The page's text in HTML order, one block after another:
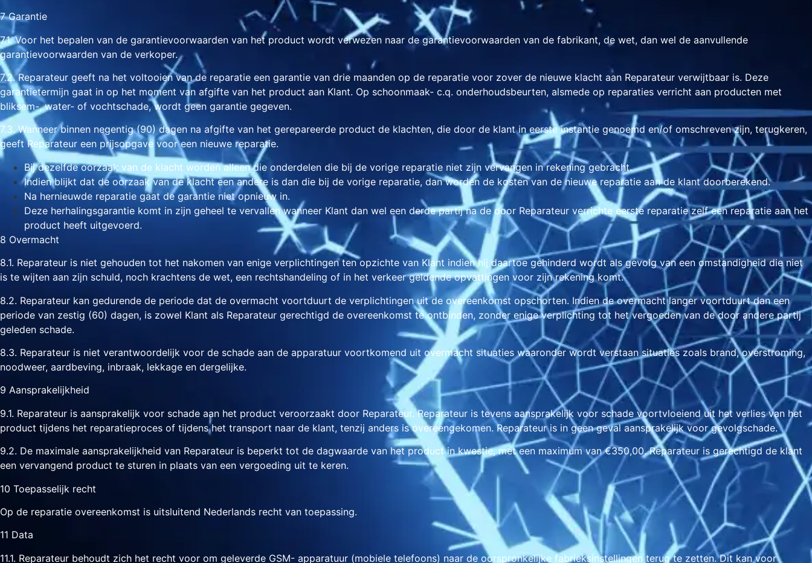
7 Garantie
7.1. Voor het bepalen van de garantievoorwaarden van het product wordt verwezen naar de garantievoorwaarden van de fabrikant, de wet, dan wel de aanvullende
garantievoorwaarden van de verkoper.
7.2. Reparateur geeft na het voltooien van de reparatie een garantie van drie maanden op de reparatie voor zover de nieuwe klacht aan Reparateur verwijtbaar is. Deze
garantietermijn gaat in op het moment van afgifte van het product aan Klant. Op schoonmaak- c.q. onderhoudsbeurten, alsmede op reparaties verricht aan producten met
bliksem-, water- of vochtschade, wordt geen garantie gegeven.
7.3. Wanneer binnen negentig (90) dagen na afgifte van het gerepareerde product de klachten, die door de klant in eerste instantie genoemd en/of omschreven zijn, terugkeren,
geeft Reparateur een prijsopgave voor een nieuwe reparatie.
Bij dezelfde oorzaak van de klacht worden alleen die onderdelen die bij de vorige reparatie niet zijn vervangen in rekening gebracht.
Indien blijkt dat de oorzaak van de klacht een andere is dan die bij de vorige reparatie, dan worden de kosten van de nieuwe reparatie aan de klant doorberekend.
Na hernieuwde reparatie gaat de garantie niet opnieuw in.
Deze herhalingsgarantie komt in zijn geheel te vervallen wanneer Klant dan wel een derde partij na de door Reparateur verrichte eerste reparatie zelf een reparatie aan het
product heeft uitgevoerd.
8 Overmacht
8.1. Reparateur is niet gehouden tot het nakomen van enige verplichtingen ten opzichte van Klant indien hij daartoe gehinderd wordt als gevolg van een omstandigheid die niet
is te wijten aan zijn schuld, noch krachtens de wet, een rechtshandeling of in het verkeer geldende opvattingen voor zijn rekening komt.
8.2. Reparateur kan gedurende de periode dat de overmacht voortduurt de verplichtingen uit de overeenkomst opschorten. Indien de overmacht langer voortduurt dan een
periode van zestig (60) dagen, is zowel Klant als Reparateur gerechtigd de overeenkomst te ontbinden, zonder enige verplichting tot het vergoeden van de door andere partij
geleden schade.
8.3. Reparateur is niet verantwoordelijk voor de schade aan de apparatuur voortkomend uit overmacht situaties waaronder wordt verstaan situaties zoals brand, overstroming,
noodweer, aardbeving, inbraak, lekkage en dergelijke.
9 Aansprakelijkheid
9.1. Reparateur is aansprakelijk voor schade aan het product veroorzaakt door Reparateur. Reparateur is tevens aansprakelijk voor schade voortvloeiend uit het verlies van het
product tijdens het reparatieproces of tijdens het transport naar de klant, tenzij anders is overeengekomen. Reparateur is in geen geval aansprakelijk voor gevolgschade.
9.2. De maximale aansprakelijkheid van Reparateur is beperkt tot de dagwaarde van het product in kwestie, met een maximum van €350,00. Reparateur is gerechtigd de klant
een vervangend product te sturen in plaats van een vergoeding uit te keren.
10 Toepasselijk recht
Op de reparatie overeenkomst is uitsluitend Nederlands recht van toepassing.
11 Data
11.1. Reparateur behoudt zich het recht voor om geleverde GSM- apparatuur (mobiele telefoons) naar de oorspronkelijke fabrieksinstellingen terug te zetten. Dit kan voor